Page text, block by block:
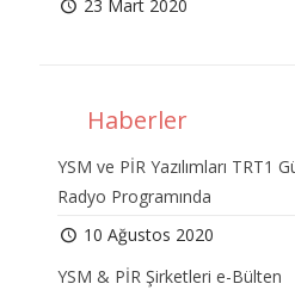
23 Mart 2020
Haberler
YSM ve PİR Yazılımları TRT1
Radyo Programında
10 Ağustos 2020
YSM & PİR Şirketleri e-Bülten